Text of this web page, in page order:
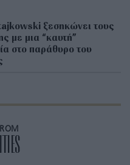
ξεσηκώνει τους
με μια “καυτή”
στο παράθυρο του